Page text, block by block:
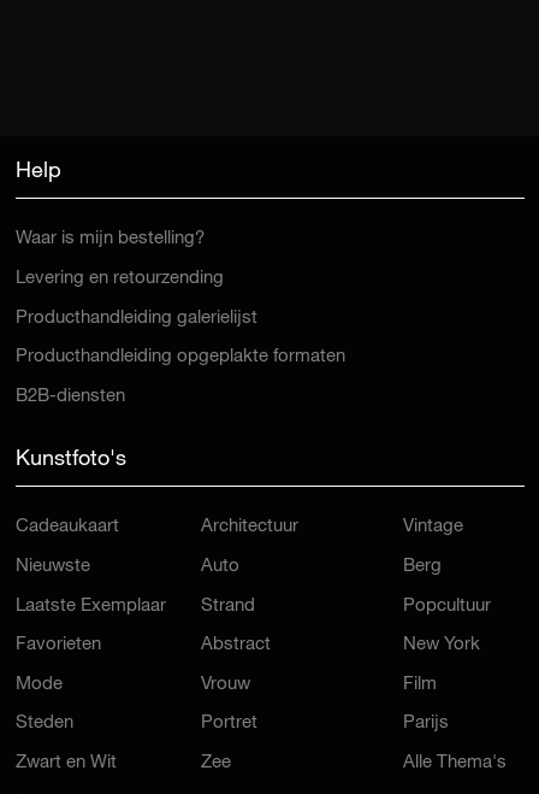
Help
Waar is mijn bestelling?
Levering en retourzending
Producthandleiding galerielijst
Producthandleiding opgeplakte formaten
B2B-diensten
Kunstfoto's
Cadeaukaart
Nieuwste
Laatste Exemplaar
Favorieten
Mode
Steden
Zwart en Wit
Architectuur
Auto
Strand
Abstract
Vrouw
Portret
Zee
Vintage
Berg
Popcultuur
New York
Film
Parijs
Alle Thema's